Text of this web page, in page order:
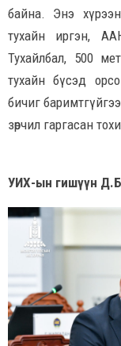
байна. Энэ
тухайн иргэн,
Тухайлбал, 500
тухайн бүсэд
бичиг
зөрчил гаргасан
УИХ-ын гишүүн